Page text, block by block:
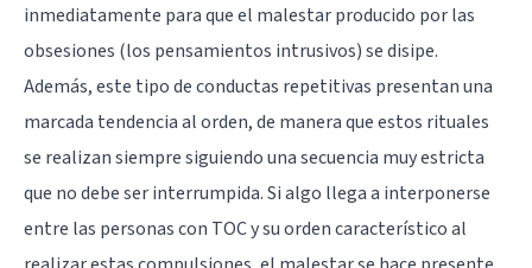
inmediatamente para que el malestar producido por las
obsesiones (los pensamientos intrusivos) se disipe.
Además, este tipo de conductas repetitivas presentan una
marcada tendencia al orden, de manera que estos rituales
se realizan siempre siguiendo una secuencia muy estricta
que no debe ser interrumpida. Si algo llega a interponerse
entre las personas con TOC y su orden característico al